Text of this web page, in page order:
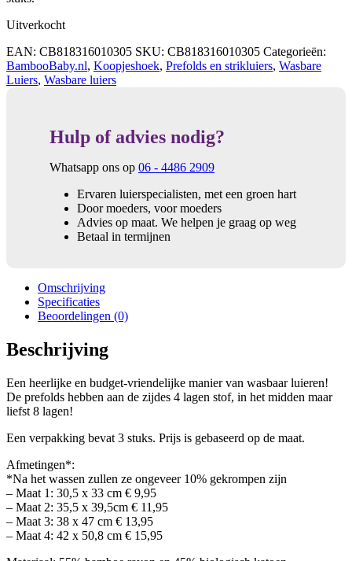
Uitverkocht
EAN: CB818316010305 SKU: CB818316010305 Categorieën:
BambooBaby.nl, Koopjeshoek, Prefolds en strikluiers, Wasbare
Luiers, Wasbare luiers
Hulp of advies nodig?
Whatsapp ons op 06 - 4486 2909
Ervaren luierspecialisten, met een groen hart
Door moeders, voor moeders
Advies op maat. We helpen je graag op weg
Betaal in termijnen
Omschrijving
Specificaties
Beoordelingen (0)
Beschrijving
Een heerlijke en budget-vriendelijke manier van wasbaar luieren!
De prefolds hebben aan de zijdes 4 lagen stof, in het midden maar
liefst 8 lagen!
Een verpakking bevat 3 stuks. Prijs is gebaseerd op de maat.
Afmetingen*:
*Na het wassen zullen ze ongeveer 10% gekrompen zijn
– Maat 1: 30,5 x 33 cm € 9,95
– Maat 2: 35,5 x 39,5cm € 11,95
– Maat 3: 38 x 47 cm € 13,95
– Maat 4: 42 x 50,8 cm € 15,95